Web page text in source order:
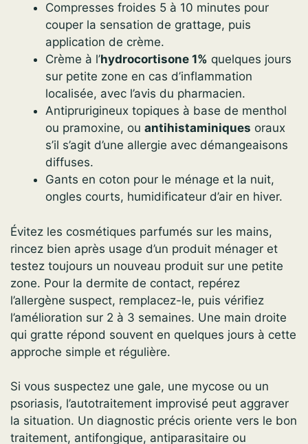
Compresses froides 5 à 10 minutes pour
couper la sensation de grattage, puis
application de crème.
Crème à l’hydrocortisone 1% quelques jours
sur petite zone en cas d’inflammation
localisée, avec l’avis du pharmacien.
Antiprurigineux topiques à base de menthol
ou pramoxine, ou antihistaminiques oraux
s’il s’agit d’une allergie avec démangeaisons
diffuses.
Gants en coton pour le ménage et la nuit,
ongles courts, humidificateur d’air en hiver.
Évitez les cosmétiques parfumés sur les mains,
rincez bien après usage d’un produit ménager et
testez toujours un nouveau produit sur une petite
zone. Pour la dermite de contact, repérez
l’allergène suspect, remplacez-le, puis vérifiez
l’amélioration sur 2 à 3 semaines. Une main droite
qui gratte répond souvent en quelques jours à cette
approche simple et régulière.
Si vous suspectez une gale, une mycose ou un
psoriasis, l’autotraitement improvisé peut aggraver
la situation. Un diagnostic précis oriente vers le bon
traitement, antifongique, antiparasitaire ou